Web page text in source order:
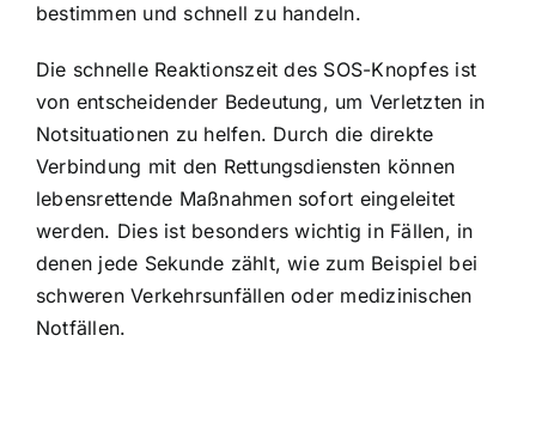
bestimmen und schnell zu handeln.
Die schnelle Reaktionszeit des SOS-Knopfes ist
von entscheidender Bedeutung, um Verletzten in
Notsituationen zu helfen. Durch die direkte
Verbindung mit den Rettungsdiensten können
lebensrettende Maßnahmen sofort eingeleitet
werden. Dies ist besonders wichtig in Fällen, in
denen jede Sekunde zählt, wie zum Beispiel bei
schweren Verkehrsunfällen oder medizinischen
Notfällen.